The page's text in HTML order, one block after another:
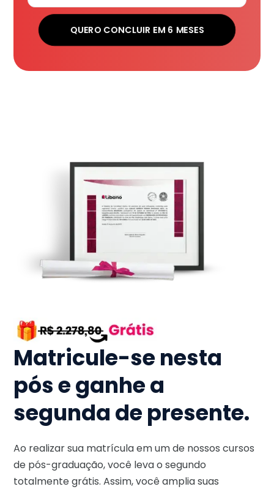
QUERO CONCLUIR EM 6 MESES
Matricule-se nesta
pós e ganhe a
segunda de presente.
Ao realizar sua matrícula em um de nossos cursos
de pós-graduação, você leva o segundo
totalmente grátis. Assim, você amplia suas